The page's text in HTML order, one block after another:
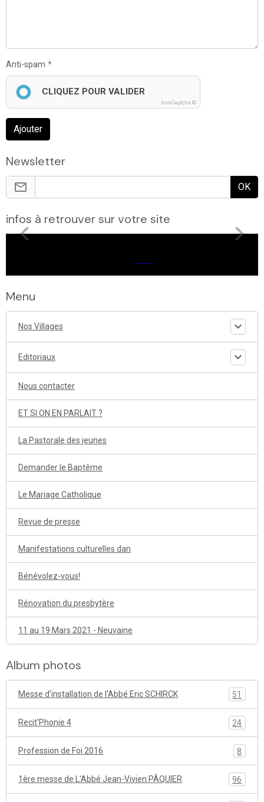
Anti-spam
CLIQUEZ POUR VALIDER
IconCaptcha ©
Ajouter
Newsletter
OK
infos à retrouver sur votre site
Menu
Nos Villages
Editoriaux
Nous contacter
ET SI ON EN PARLAIT ?
La Pastorale des jeunes
Demander le Baptême
Le Mariage Catholique
Revue de presse
Manifestations culturelles dan
Bénévolez-vous!
Rénovation du presbytère
11 au 19 Mars 2021 - Neuvaine
Album photos
Messe d'installation de l'Abbé Eric SCHIRCK 51
Recit'Phonie 4 24
Profession de Foi 2016 8
1ère messe de L'Abbé Jean-Vivien PÂQUIER 96